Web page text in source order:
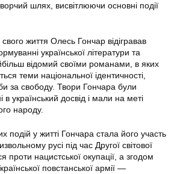
шлях, висвітлюючи основні події
життя Олесь Гончар відігравав
української літератури та
відомий своїми романами, в яких
теми національної ідентичності,
за свободу. Твори Гончара були
в український досвід і мали на меті
народу.
подій у житті Гончара стала його участь
русі під час Другої світової
проти нацистської окупації, а згодом
повстанської армії —